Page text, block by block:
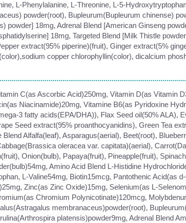
L-Phenylalanine, L-Threonine, L-5-
powder(root), Bupleurum(Bupleurum chinense)
powder] 18mg, Adrenal Blend [American Ginseng
18mg, Targeted Blend [Milk Thistle
extract(95% piperine)(fruit), Ginger extract(5%
copper chlorophyllin(color), dicalcium
C(as Ascorbic Acid)250mg, Vitamin D(as Vitamin
Niacinamide)20mg, Vitamine B6(as Pyridoxine
3 fatty acids(EPA/DHA)), Flax Seed oil(50% ALA),
Seed extract(95% proanthocyanidins), Green Tea
Alfalfa(leaf), Asparagus(aerial), Beet(root),
oleracea var. capitata)(aerial),
Onion(bulb), Papaya(fruit), Pineapple(fruit),
Amino Acid Blend L-Histidine
L-Valine54mg, Biotin15mcg, Pantothenic Acid(as
Zinc(as Zinc Oxide)15mg, Selenium(as L-
Chromium Polynicotinate)120mcg,
membranaceus)powder(root),
platensis)powder9mg, Adrenal Blend